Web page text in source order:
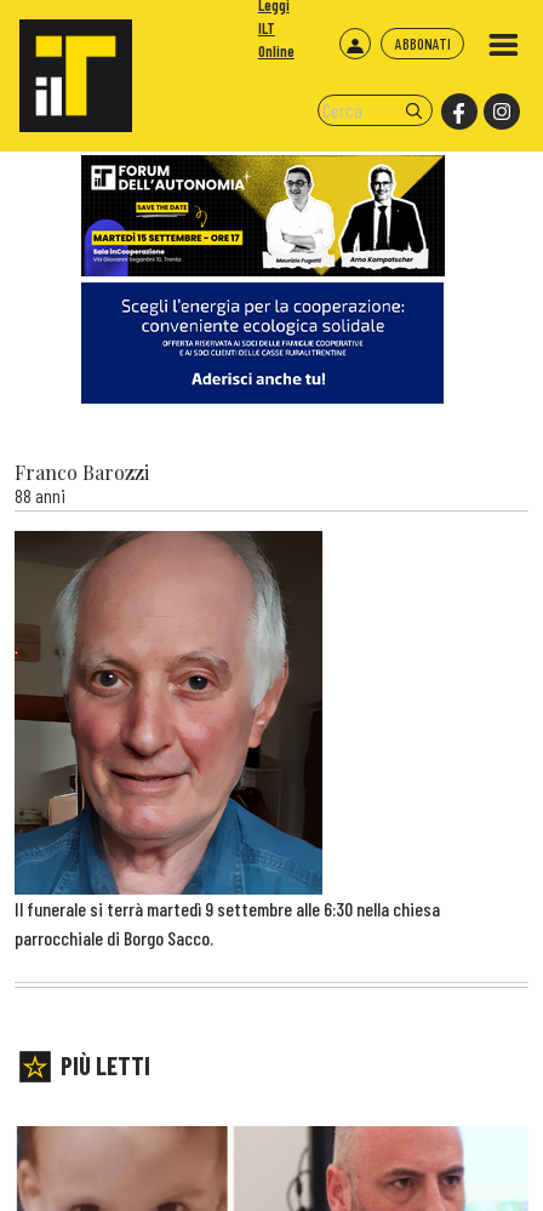
ABBONATI
Leggi
ILT
Online
Franco Barozzi
88 anni
Il funerale si terrà martedì 9 settembre alle 6:30 nella chiesa
parrocchiale di Borgo Sacco.
PIÙ LETTI